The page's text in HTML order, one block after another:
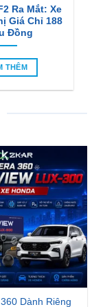
Ra Mắt: Xe
Giá Chỉ 188
Đồng
THÊM
Dành Riêng